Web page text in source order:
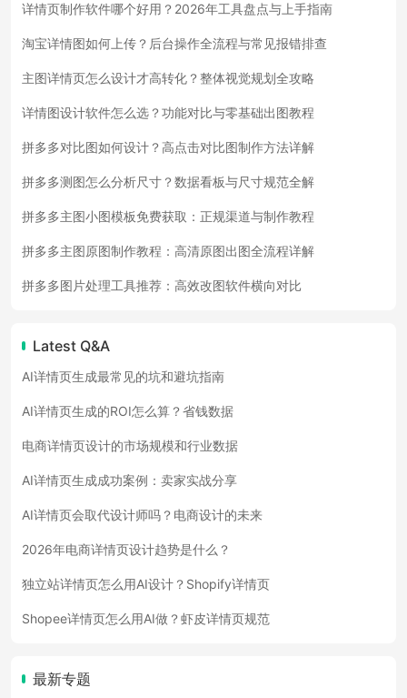
详情页制作软件哪个好用？2026年工具盘点与上手指南
淘宝详情图如何上传？后台操作全流程与常见报错排查
主图详情页怎么设计才高转化？整体视觉规划全攻略
详情图设计软件怎么选？功能对比与零基础出图教程
拼多多对比图如何设计？高点击对比图制作方法详解
拼多多测图怎么分析尺寸？数据看板与尺寸规范全解
拼多多主图小图模板免费获取：正规渠道与制作教程
拼多多主图原图制作教程：高清原图出图全流程详解
拼多多图片处理工具推荐：高效改图软件横向对比
Latest Q&A
AI详情页生成最常见的坑和避坑指南
AI详情页生成的ROI怎么算？省钱数据
电商详情页设计的市场规模和行业数据
AI详情页生成成功案例：卖家实战分享
AI详情页会取代设计师吗？电商设计的未来
2026年电商详情页设计趋势是什么？
独立站详情页怎么用AI设计？Shopify详情页
Shopee详情页怎么用AI做？虾皮详情页规范
最新专题